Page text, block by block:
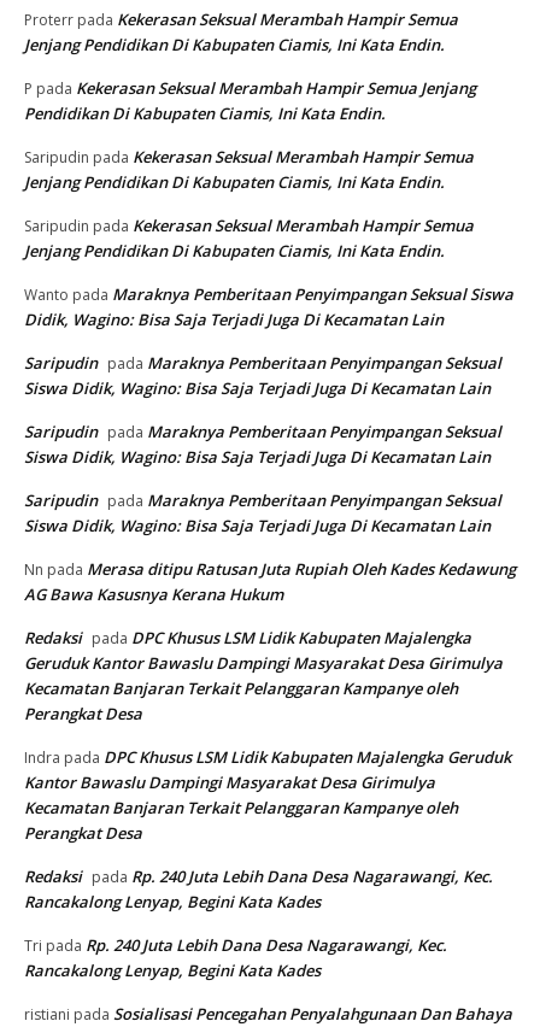
Proterr pada Kekerasan Seksual Merambah Hampir Semua
Jenjang Pendidikan Di Kabupaten Ciamis, Ini Kata Endin.
P pada Kekerasan Seksual Merambah Hampir Semua Jenjang
Pendidikan Di Kabupaten Ciamis, Ini Kata Endin.
Saripudin pada Kekerasan Seksual Merambah Hampir Semua
Jenjang Pendidikan Di Kabupaten Ciamis, Ini Kata Endin.
Saripudin pada Kekerasan Seksual Merambah Hampir Semua
Jenjang Pendidikan Di Kabupaten Ciamis, Ini Kata Endin.
Wanto pada Maraknya Pemberitaan Penyimpangan Seksual Siswa
Didik, Wagino: Bisa Saja Terjadi Juga Di Kecamatan Lain
Saripudin pada Maraknya Pemberitaan Penyimpangan Seksual
Siswa Didik, Wagino: Bisa Saja Terjadi Juga Di Kecamatan Lain
Saripudin pada Maraknya Pemberitaan Penyimpangan Seksual
Siswa Didik, Wagino: Bisa Saja Terjadi Juga Di Kecamatan Lain
Saripudin pada Maraknya Pemberitaan Penyimpangan Seksual
Siswa Didik, Wagino: Bisa Saja Terjadi Juga Di Kecamatan Lain
Nn pada Merasa ditipu Ratusan Juta Rupiah Oleh Kades Kedawung
AG Bawa Kasusnya Kerana Hukum
Redaksi pada DPC Khusus LSM Lidik Kabupaten Majalengka
Geruduk Kantor Bawaslu Dampingi Masyarakat Desa Girimulya
Kecamatan Banjaran Terkait Pelanggaran Kampanye oleh
Perangkat Desa
Indra pada DPC Khusus LSM Lidik Kabupaten Majalengka Geruduk
Kantor Bawaslu Dampingi Masyarakat Desa Girimulya
Kecamatan Banjaran Terkait Pelanggaran Kampanye oleh
Perangkat Desa
Redaksi pada Rp. 240 Juta Lebih Dana Desa Nagarawangi, Kec.
Rancakalong Lenyap, Begini Kata Kades
Tri pada Rp. 240 Juta Lebih Dana Desa Nagarawangi, Kec.
Rancakalong Lenyap, Begini Kata Kades
ristiani pada Sosialisasi Pencegahan Penyalahgunaan Dan Bahaya